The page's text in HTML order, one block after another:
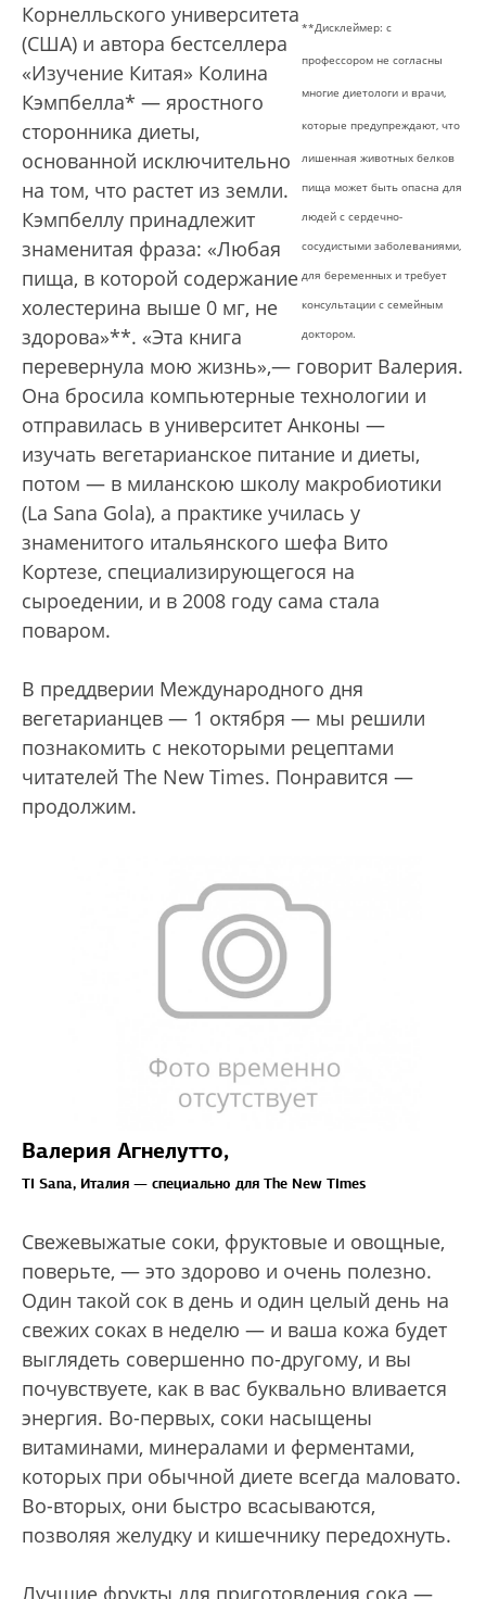
**Дисклеймер: с
профессором не согласны
многие диетологи и врачи,
которые предупреждают, что
лишенная животных белков
пища может быть опасна для
людей с сердечно-
сосудистыми заболеваниями,
для беременных и требует
консультации с семейным
доктором.
Корнелльского университета
(США) и автора бестселлера
«Изучение Китая» Колина
Кэмпбелла* — яростного
сторонника диеты,
основанной исключительно
на том, что растет из земли.
Кэмпбеллу принадлежит
знаменитая фраза: «Любая
пища, в которой содержание
холестерина выше 0 мг, не
здорова»**. «Эта книга
перевернула мою жизнь»,— говорит Валерия.
Она бросила компьютерные технологии и
отправилась в университет Анконы —
изучать вегетарианское питание и диеты,
потом — в миланскою школу макробиотики
(La Sana Gola), а практике училась у
знаменитого итальянского шефа Вито
Кортезе, специализирующегося на
сыроедении, и в 2008 году сама стала
поваром.
В преддверии Международного дня
вегетарианцев — 1 октября — мы решили
познакомить с некоторыми рецептами
читателей The New Times. Понравится —
продолжим.
Валерия Агнелутто,
TI Sana, Италия — специально для The New Times
Свежевыжатые соки, фруктовые и овощные,
поверьте, — это здорово и очень полезно.
Один такой сок в день и один целый день на
свежих соках в неделю — и ваша кожа будет
выглядеть совершенно по-другому, и вы
почувствуете, как в вас буквально вливается
энергия. Во-первых, соки насыщены
витаминами, минералами и ферментами,
которых при обычной диете всегда маловато.
Во-вторых, они быстро всасываются,
позволяя желудку и кишечнику передохнуть.